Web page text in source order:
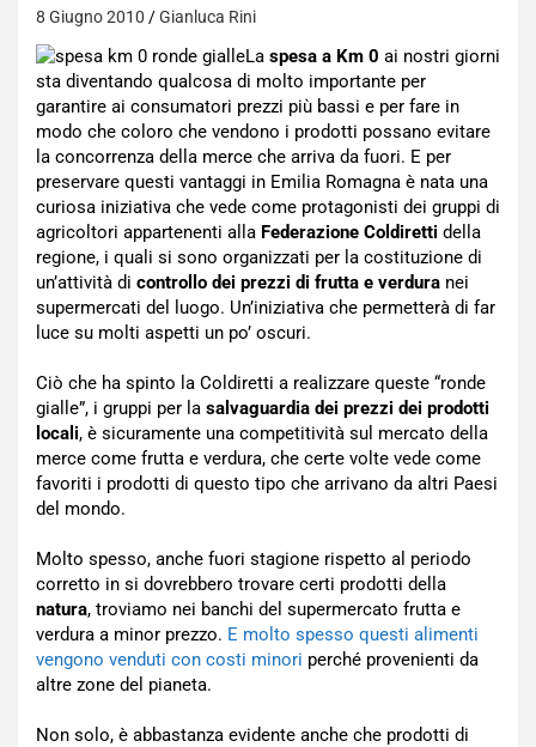
8 Giugno 2010 Gianluca Rini
La spesa a Km 0 ai nostri giorni
sta diventando qualcosa di molto importante per
garantire ai consumatori prezzi più bassi e per fare in
modo che coloro che vendono i prodotti possano evitare
la concorrenza della merce che arriva da fuori. E per
preservare questi vantaggi in Emilia Romagna è nata una
curiosa iniziativa che vede come protagonisti dei gruppi di
agricoltori appartenenti alla Federazione Coldiretti della
regione, i quali si sono organizzati per la costituzione di
un’attività di controllo dei prezzi di frutta e verdura nei
supermercati del luogo. Un’iniziativa che permetterà di far
luce su molti aspetti un po’ oscuri.
Ciò che ha spinto la Coldiretti a realizzare queste “ronde
gialle”, i gruppi per la salvaguardia dei prezzi dei prodotti
locali, è sicuramente una competitività sul mercato della
merce come frutta e verdura, che certe volte vede come
favoriti i prodotti di questo tipo che arrivano da altri Paesi
del mondo.
Molto spesso, anche fuori stagione rispetto al periodo
corretto in si dovrebbero trovare certi prodotti della
natura, troviamo nei banchi del supermercato frutta e
verdura a minor prezzo. E molto spesso questi alimenti
vengono venduti con costi minori perché provenienti da
altre zone del pianeta.
Non solo, è abbastanza evidente anche che prodotti di